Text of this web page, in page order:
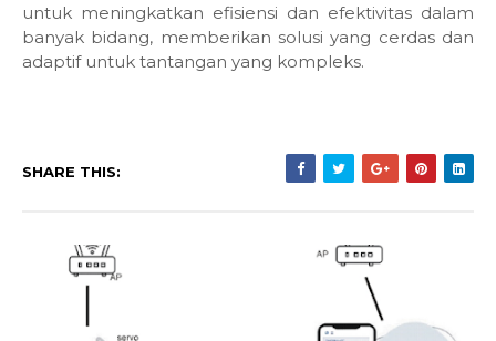
untuk meningkatkan efisiensi dan efektivitas dalam
banyak bidang, memberikan solusi yang cerdas dan
adaptif untuk tantangan yang kompleks.
SHARE THIS: